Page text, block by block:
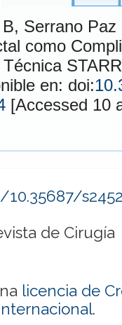
Serrano Paz
Técnica
Disponible en: doi:
[Accessed 10
de Cirugía
licencia de
.